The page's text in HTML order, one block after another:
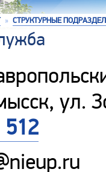
» СТРУКТУРНЫЕ
ул.